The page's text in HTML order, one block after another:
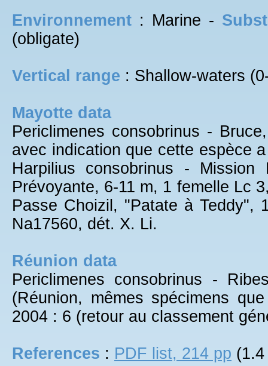
Environnement : Marine -
(obligate)
Vertical range : Shallow-waters
Mayotte data
Periclimenes consobrinus -
avec indication que cette espèce
Harpilius consobrinus -
Prévoyante, 6-11 m, 1 femelle Lc
Passe Choizil, "Patate à Teddy",
Na17560, dét. X. Li.
Réunion data
Periclimenes consobrinus -
(Réunion, mêmes spécimens
2004 : 6 (retour au classement
References : PDF list, 214 pp